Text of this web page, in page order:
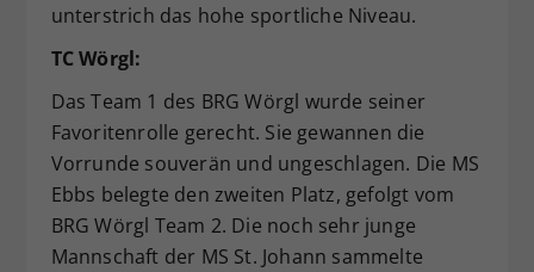
unterstrich das hohe sportliche Niveau.
TC Wörgl:
Das Team 1 des BRG Wörgl wurde seiner
Favoritenrolle gerecht. Sie gewannen die
Vorrunde souverän und ungeschlagen. Die MS
Ebbs belegte den zweiten Platz, gefolgt vom
BRG Wörgl Team 2. Die noch sehr junge
Mannschaft der MS St. Johann sammelte